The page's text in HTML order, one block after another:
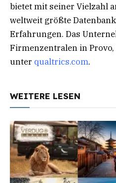
bietet mit seiner Vielzahl
weltweit größte
Erfahrungen. Das
Firmenzentralen in Provo,
unter qualtrics.com.
WEITERE LESEN